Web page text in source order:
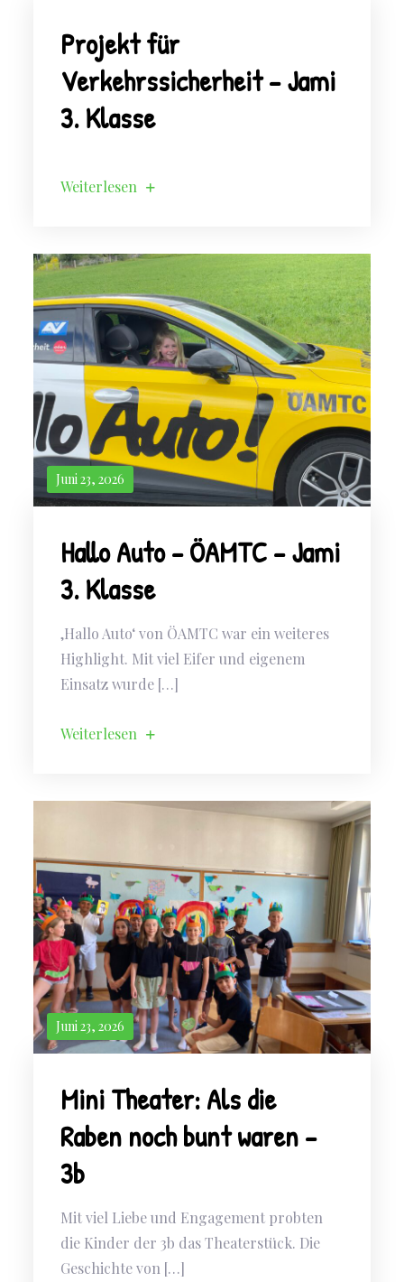
Projekt für
Verkehrssicherheit – Jami
3. Klasse
Weiterlesen
Juni 23, 2026
Hallo Auto – ÖAMTC – Jami
3. Klasse
‚Hallo Auto‘ von ÖAMTC war ein weiteres
Highlight. Mit viel Eifer und eigenem
Einsatz wurde […]
Weiterlesen
Juni 23, 2026
Mini Theater: Als die
Raben noch bunt waren –
3b
Mit viel Liebe und Engagement probten
die Kinder der 3b das Theaterstück. Die
Geschichte von […]